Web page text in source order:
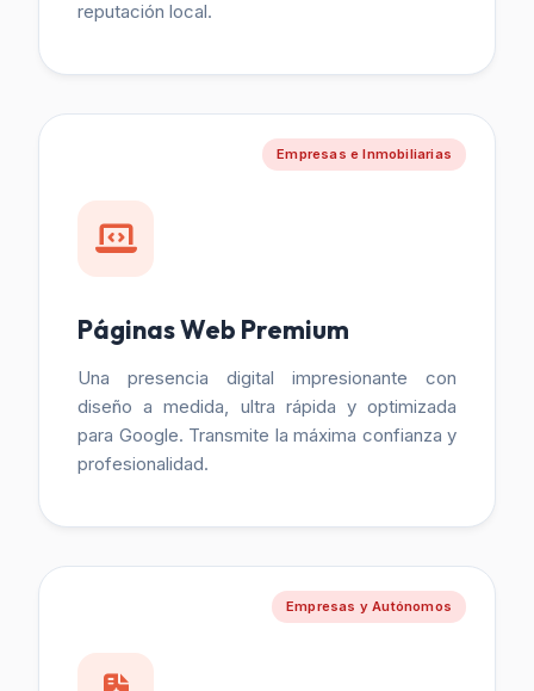
reputación local.
Empresas e Inmobiliarias
Páginas Web Premium
Una presencia digital impresionante con
diseño a medida, ultra rápida y optimizada
para Google. Transmite la máxima confianza y
profesionalidad.
Empresas y Autónomos